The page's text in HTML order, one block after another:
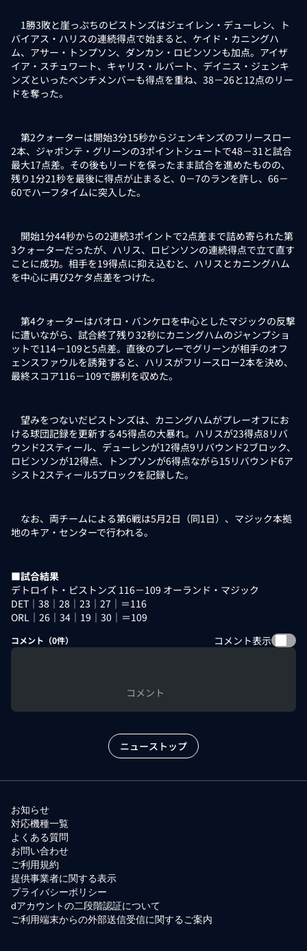
1勝3敗と崖っぷちのピストンズはジェイレン・デューレン、ト
バイアス・ハリスの連続得点で始まると、ケイド・カニングハ
ム、アサー・トンプソン、ダンカン・ロビンソンも加点。アイザ
イア・スチュワート、キャリス・ルバート、デイニス・ジェンキ
ンズといったベンチメンバーも得点を重ね、38－26と12点のリー
ドを奪った。
第2クォーターは開始3分15秒からジェンキンズのフリースロー
2本、ジャボンテ・グリーンの3ポイントシュートで48－31と試合
最大17点差。その後もリードを保ったまま試合を進めたものの、
残り1分21秒を最後に得点が止まると、0－7のランを許し、66－
60でハーフタイムに突入した。
開始1分44秒からの2連続3ポイントで2点差まで詰め寄られた第
3クォーターだったが、ハリス、ロビンソンの連続得点で立て直す
ことに成功。相手を19得点に抑え込むと、ハリスとカニングハム
を中心に再び2ケタ点差をつけた。
第4クォーターはパオロ・バンケロを中心としたマジックの反撃
に遭いながら、試合終了残り32秒にカニングハムのジャンプショ
ットで114－109と5点差。直後のプレーでグリーンが相手のオフ
ェンスファウルを誘発すると、ハリスがフリースロー2本を決め、
最終スコア116－109で勝利を収めた。
望みをつないだピストンズは、カニングハムがプレーオフにお
ける球団記録を更新する45得点の大暴れ。ハリスが23得点8リバ
ウンド2スティール、デューレンが12得点9リバウンド2ブロック、
ロビンソンが12得点、トンプソンが6得点ながら15リバウンド6ア
シスト2スティール5ブロックを記録した。
なお、両チームによる第6戦は5月2日（同1日）、マジック本拠
地のキア・センターで行われる。
■試合結果
デトロイト・ピストンズ 116－109 オーランド・マジック
DET｜38｜28｜23｜27｜＝116
ORL｜26｜34｜19｜30｜＝109
コメント（0件） コメント表示
コメント
ニューストップ
お知らせ
対応機種一覧
よくある質問
お問い合わせ
ご利用規約
提供事業者に関する表示
プライバシーポリシー
dアカウントの二段階認証について
ご利用端末からの外部送信受信に関するご案内